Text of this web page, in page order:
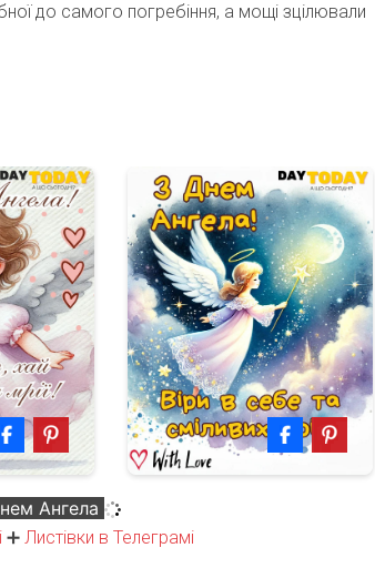
до самого погребіння, а мощі зцілювали
Ангела
➕ Листівки в Телеграмі